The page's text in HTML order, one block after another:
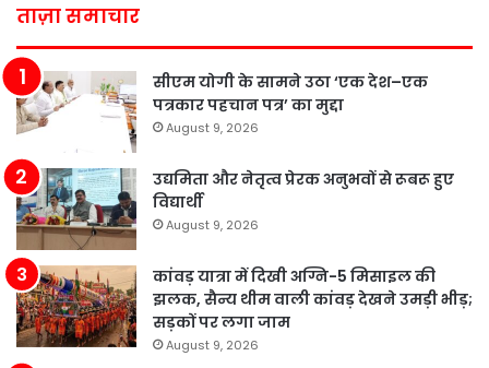
ताज़ा समाचार
सीएम योगी के सामने उठा ‘एक देश–एक
पत्रकार पहचान पत्र’ का मुद्दा
August 9, 2026
उद्यमिता और नेतृत्व प्रेरक अनुभवों से रूबरू हुए
विद्यार्थी
August 9, 2026
कांवड़ यात्रा में दिखी अग्नि-5 मिसाइल की
झलक, सैन्य थीम वाली कांवड़ देखने उमड़ी भीड़;
सड़कों पर लगा जाम
August 9, 2026